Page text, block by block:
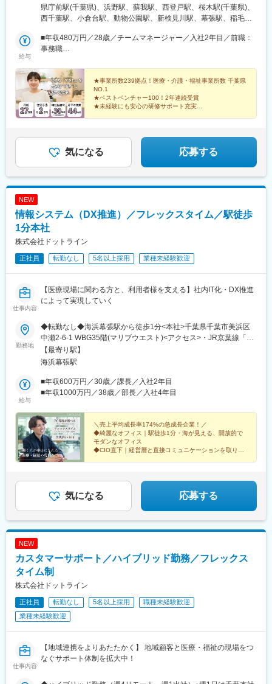
央・浜野・蘇我・新千葉・都町・西千葉■千葉市若葉区・小倉台・
都賀■千葉市稲毛区・長沼原・稲毛■千葉市花見川区・花見川・新
すみが丘・おゆみ野■習志野市・京成津田沼・京成大久保■四街道
市・四街道■船橋市・船橋浜町・船橋習志野・東船橋・船橋法典・
松戸市・新松戸※受動喫煙対策有：禁煙
県庁前駅(千葉県)、浜野駅、蘇我駅、西登戸駅、桜木駅(千葉県)、
西千葉駅、小倉台駅、動物公園駅、新検見川駅、幕張駅、稲毛海
場駅、習志野駅、千葉みなと駅、都賀駅、四街道駅、東船橋駅、
船橋法典駅、八幡宿駅、東葉勝田台駅、八千代台駅、佐倉駅、志
千葉駅、京成幕張駅、大神宮下駅、北習志野駅、勝田台駅、新津
田沼駅、京成稲毛駅、二和向台駅、新松戸駅、千葉中央駅、千葉
駅、南船橋駅
給与
■年収480万円／28歳／チームマネージャー／入社2年目／前職：
事務職
小学校教諭
★事業所数239拠点！医療・介護・福祉事業所数 千葉県
NO.1
★ベストベンチャー100！2年連続受賞
★未経験にも安心の研修サポート充実
気になる 応募する
NEW
情報システム（DX推進）／フレックスタイム／駅徒歩
1分本社
株式会社ドットライン
正社員 転勤なし 5名以上採用 業種未経験歓迎
仕事内容
【医療現場に関わる方と、利用者様を支える】社内IT化・DX推進
によって実現していく
勤務地
◆転勤なし◆海浜幕張駅から徒歩1分<本社>千葉県千葉市美浜区
中瀬2-6-1 WBG35階(マリブウエスト)<アクセス>・JR京葉線「海
浜幕張駅」南口より徒歩1分＼2025年に移転した、本社オフィス
／35階建て高層ビルの最上階に位置し、海を遠くまで一望でき
最大限に高めることを目的に設計されており、快適な環境で仕事
に集中することができます。
【最寄り駅】
海浜幕張駅
給与
■年収600万円／30歳／課長／入社2年目
■年収1000万円／38歳／部長／入社4年目
＼売上平均成長率174%の急成長企業！／
◆綺麗なオフィス｜駅徒歩1分・海が見える、開放的で
モダンなオフィス
◆CIO直下｜経営層と直接コミュニケーションを取りな
気になる 応募する
NEW
カスタマーサポート／ハイブリッド勤務／フレックス
タイム制
株式会社ドットライン
正社員 転勤なし 5名以上採用
職種未経験歓迎
業種未経験歓迎
仕事内容
【地域連携をよりあたたかく】 地域顧客と医療・福祉の現場をつ
なぐサポート体制を拡大中！